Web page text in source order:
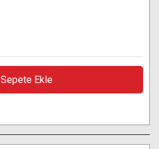
Sepete Ekle